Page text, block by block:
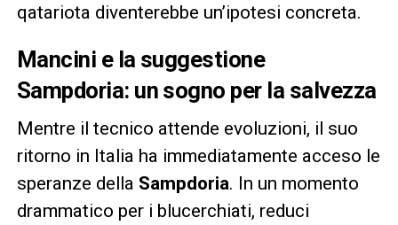
qatariota diventerebbe un’ipotesi concreta.
Mancini e la suggestione
Sampdoria: un sogno per la salvezza
Mentre il tecnico attende evoluzioni, il suo
ritorno in Italia ha immediatamente acceso le
speranze della Sampdoria. In un momento
drammatico per i blucerchiati, reduci